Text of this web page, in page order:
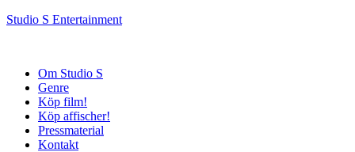
Studio S Entertainment
Om Studio S
Genre
Köp film!
Köp affischer!
Pressmaterial
Kontakt